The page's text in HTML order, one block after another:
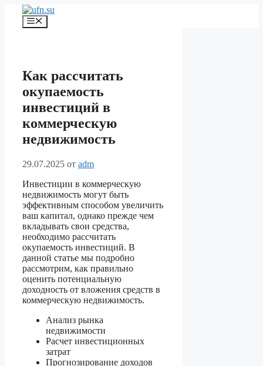
Перейти
содержимому
Меню
Как рассчитать
окупаемость
инвестиций в
коммерческую
недвижимость
29.07.2025 от adm
Инвестиции в коммерческую
недвижимость могут быть
эффективным способом увеличить
ваш капитал, однако прежде чем
вкладывать свои средства,
необходимо рассчитать
окупаемость инвестиций. В
данной статье мы подробно
рассмотрим, как правильно
оценить потенциальную
доходность от вложения средств в
коммерческую недвижимость.
Анализ рынка
недвижимости
Расчет инвестиционных
затрат
Прогнозирование доходов